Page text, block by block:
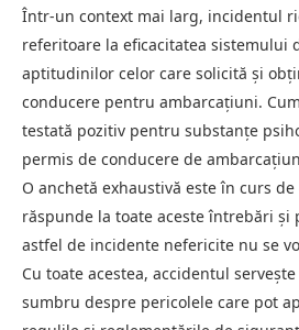
Într-un context mai larg, incidentul
referitoare la eficacitatea sistemului
aptitudinilor celor care solicită și
conducere pentru ambarcațiuni.
testată pozitiv pentru substanțe
permis de conducere de
O anchetă exhaustivă este în curs
răspunde la toate aceste întrebări și
astfel de incidente nefericite nu se
Cu toate acestea, accidentul
sumbru despre pericolele care pot